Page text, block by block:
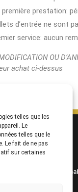
telles que les
Le
telles que le
Le fait de ne pas
sur certaines
prestation:
d’entrée ne sont
service: aucun
OU
achat ci-dessus
SOCIÉTÉ
Pourquoi Nous?
FAQs
Devenir un